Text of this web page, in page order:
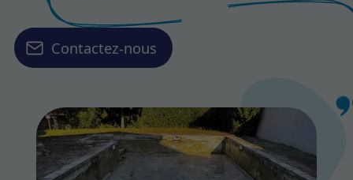
Contactez-nous